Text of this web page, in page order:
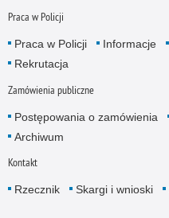
Praca w Policji
Praca w Policji Informacje
Rekrutacja
Zamówienia publiczne
Postępowania o zamówienia
Archiwum
Kontakt
Rzecznik Skargi i wnioski